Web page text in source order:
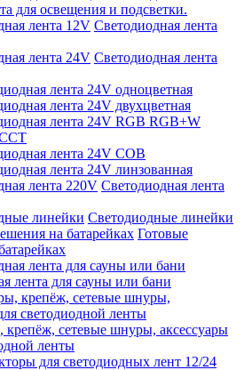
для освещения и подсветки.
Светодиодная лента
Светодиодная лента
лента 24V одноцветная
лента 24V двухцветная
лента 24V RGB RGB+W
лента 24V COB
лента 24V линзованная
Светодиодная лента
Светодиодные линейки
Готовые
лента для сауны или бани
крепёж, сетевые шнуры, аксессуары
ленты
для светодиодных лент 12/24